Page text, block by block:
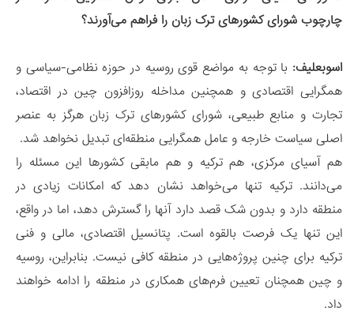
چارچوب شورای کشورهای ترک زبان را فراهم می‌آورند؟
اسوبعلیف: با توجه به مواضع قوی روسیه در حوزه نظامی-سیاسی و
همگرایی اقتصادی و همچنین مداخله روزافزون چین در اقتصاد،
تجارت و منابع طبیعی، شورای کشورهای ترک زبان هرگز به عنصر
اصلی سیاست خارجه و عامل همگرایی منطقه‌ای تبدیل نخواهد شد.
هم آسیای مرکزی، هم ترکیه و هم مابقی کشورها این مسئله را
می‌دانند. ترکیه تنها می‌خواهد نشان دهد که امکانات زیادی در
منطقه دارد و بدون شک قصد دارد آنها را گسترش دهد، اما در واقع،
این تنها یک فرصت بالقوه است. پتانسیل اقتصادی، مالی و فنی
ترکیه برای چنین پروژه‌هایی در منطقه کافی نیست. بنابراین، روسیه
و چین همچنان تعیین فرم‌های همکاری در منطقه را ادامه خواهند
داد.